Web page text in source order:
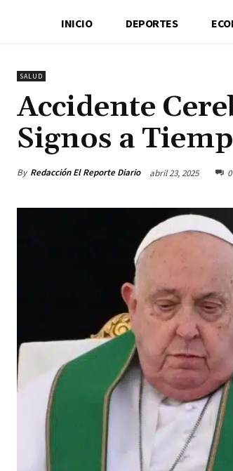
INICIO DEPORTES
SALUD
Accidente
Signos a
By Redacción El Reporte Diario abril 23, 2025 0